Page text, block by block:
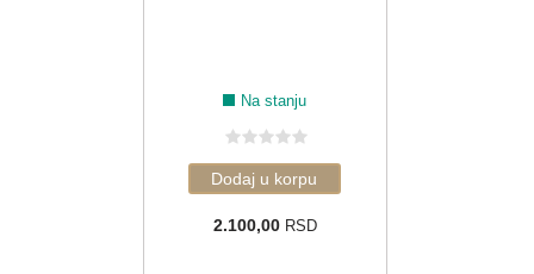
Na stanju
2.100,00RSD